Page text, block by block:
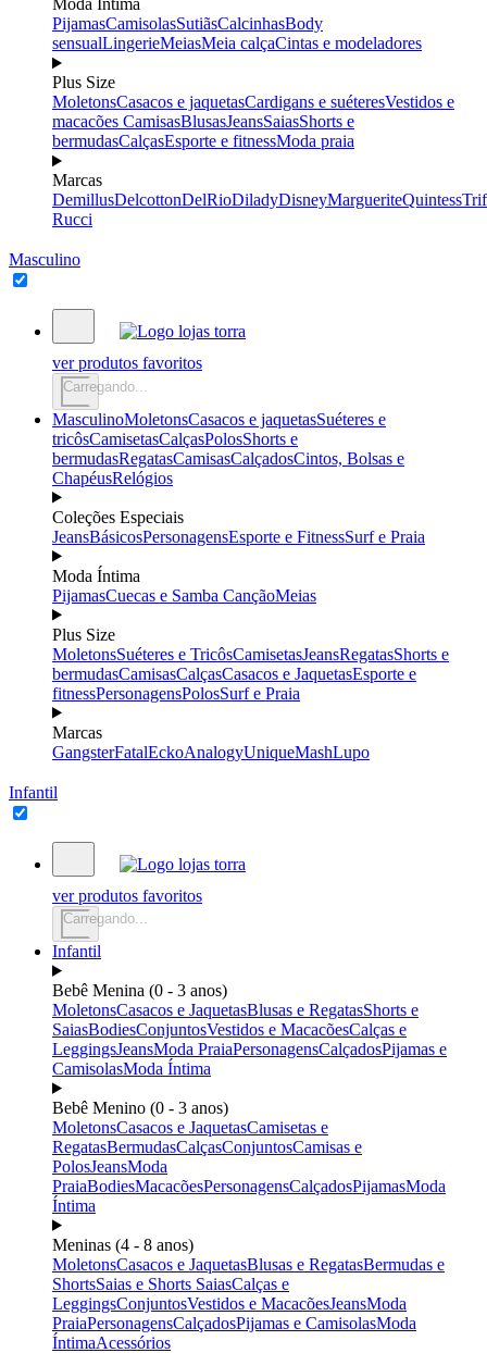
Moda Íntima
PijamasCamisolasSutiãsCalcinhasBody
sensualLingerieMeiasMeia calçaCintas e modeladores
Plus Size
MoletonsCasacos e jaquetasCardigans e suéteresVestidos e
macacões CamisasBlusasJeansSaiasShorts e
bermudasCalçasEsporte e fitnessModa praia
Marcas
DemillusDelcottonDelRioDiladyDisneyMargueriteQuintess
Rucci
Masculino
ver produtos favoritos
Carregando...
MasculinoMoletonsCasacos e jaquetasSuéteres e
tricôsCamisetasCalçasPolosShorts e
bermudasRegatasCamisasCalçadosCintos, Bolsas e
ChapéusRelógios
Coleções Especiais
JeansBásicosPersonagensEsporte e FitnessSurf e Praia
Moda Íntima
PijamasCuecas e Samba CançãoMeias
Plus Size
MoletonsSuéteres e TricôsCamisetasJeansRegatasShorts e
bermudasCamisasCalçasCasacos e JaquetasEsporte e
fitnessPersonagensPolosSurf e Praia
Marcas
GangsterFatalEckoAnalogyUniqueMashLupo
Infantil
ver produtos favoritos
Carregando...
Infantil
Bebê Menina (0 - 3 anos)
MoletonsCasacos e JaquetasBlusas e RegatasShorts e
SaiasBodiesConjuntosVestidos e MacacõesCalças e
LeggingsJeansModa PraiaPersonagensCalçadosPijamas e
CamisolasModa Íntima
Bebê Menino (0 - 3 anos)
MoletonsCasacos e JaquetasCamisetas e
RegatasBermudasCalçasConjuntosCamisas e
PolosJeansModa
PraiaBodiesMacacõesPersonagensCalçadosPijamasModa
Íntima
Meninas (4 - 8 anos)
MoletonsCasacos e JaquetasBlusas e RegatasBermudas e
ShortsSaias e Shorts SaiasCalças e
LeggingsConjuntosVestidos e MacacõesJeansModa
PraiaPersonagensCalçadosPijamas e CamisolasModa
ÍntimaAcessórios